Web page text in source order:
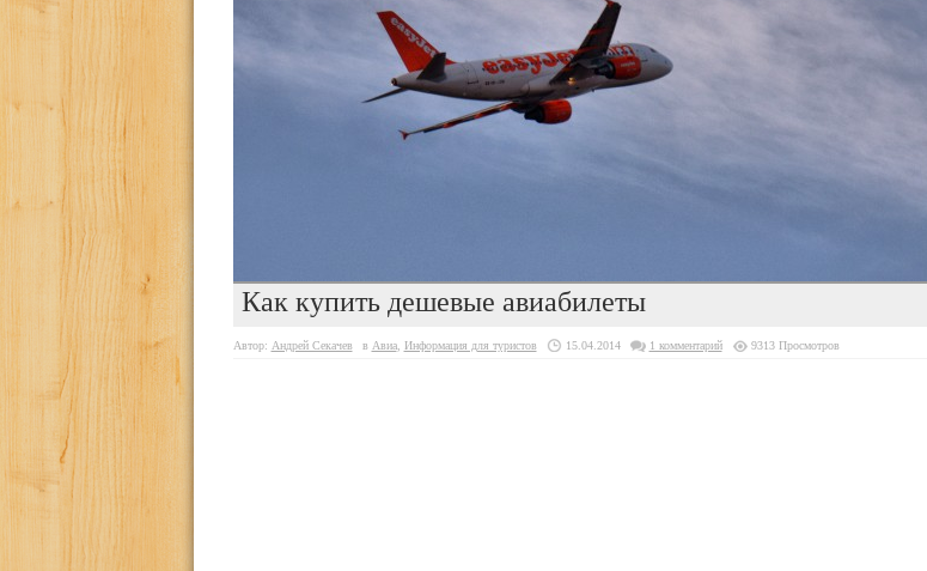
Как купить дешевые авиабилеты
Автор: Андрей Секачев в Авиа, Информация для туристов 15.04.2014 1 комментарий 9313 Просмотров